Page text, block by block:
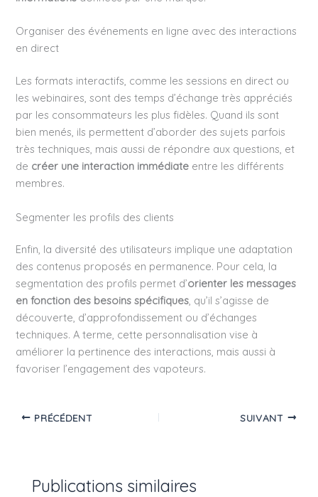
Organiser des événements en ligne avec des interactions
en direct
Les formats interactifs, comme les sessions en direct ou
les webinaires, sont des temps d’échange très appréciés
par les consommateurs les plus fidèles. Quand ils sont
bien menés, ils permettent d’aborder des sujets parfois
très techniques, mais aussi de répondre aux questions, et
de créer une interaction immédiate entre les différents
membres.
Segmenter les profils des clients
Enfin, la diversité des utilisateurs implique une adaptation
des contenus proposés en permanence. Pour cela, la
segmentation des profils permet d’orienter les messages
en fonction des besoins spécifiques, qu’il s’agisse de
découverte, d’approfondissement ou d’échanges
techniques. A terme, cette personnalisation vise à
améliorer la pertinence des interactions, mais aussi à
favoriser l’engagement des vapoteurs.
PRÉCÉDENT SUIVANT
Publications similaires